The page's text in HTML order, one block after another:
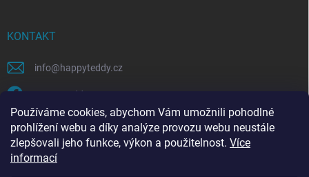
Používáme cookies, abychom Vám umožnili pohodlné
prohlížení webu a díky analýze provozu webu neustále
zlepšovali jeho funkce, výkon a použitelnost. Více
informací
KONTAKT
info@happyteddy.cz
HappyTeddy
happyteddy.cz